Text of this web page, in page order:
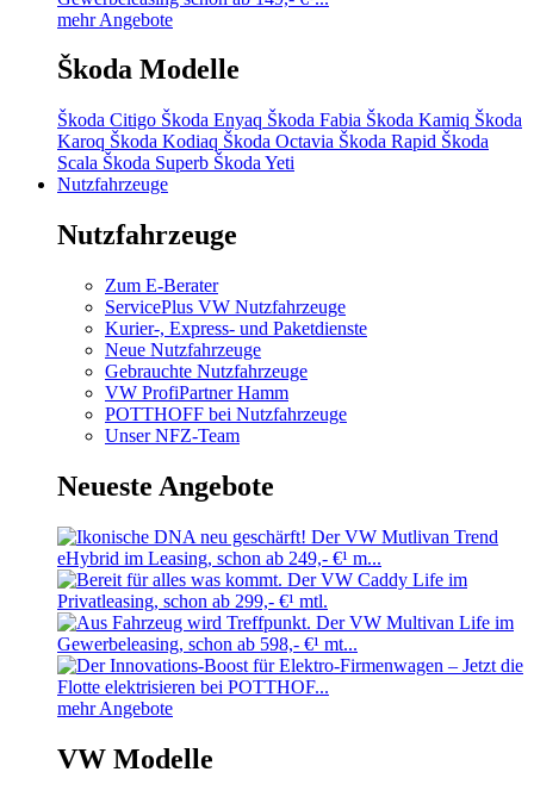
mehr Angebote
Škoda Modelle
Škoda Citigo Škoda Enyaq Škoda Fabia Škoda Kamiq Škoda
Karoq Škoda Kodiaq Škoda Octavia Škoda Rapid Škoda
Scala Škoda Superb Škoda Yeti
Nutzfahrzeuge
Nutzfahrzeuge
Zum E-Berater
ServicePlus VW Nutzfahrzeuge
Kurier-, Express- und Paketdienste
Neue Nutzfahrzeuge
Gebrauchte Nutzfahrzeuge
VW ProfiPartner Hamm
POTTHOFF bei Nutzfahrzeuge
Unser NFZ-Team
Neueste Angebote
mehr Angebote
VW Modelle